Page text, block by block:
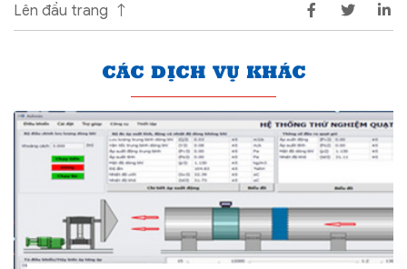
Lên đầu trang
CÁC DỊCH VỤ KHÁC